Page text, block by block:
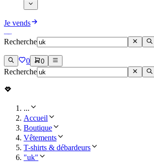
Je vends
Recherche
0 0
Recherche
...
Accueil
Boutique
Vêtements
T-shirts & débardeurs
"uk"